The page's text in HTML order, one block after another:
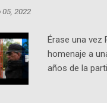
05, 2022
Érase una vez
homenaje a
años de la
podcast, de